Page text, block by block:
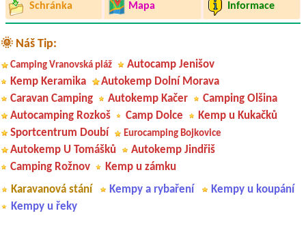
Schránka Mapa Informace
🌞 Náš Tip:
Camping Vranovská pláž
Autocamp Jenišov
Kemp Keramika
Autokemp Dolní Morava
Caravan Camping
Autokemp Kačer
Camping Olšina
Autocamping Rozkoš
Camp Dolce
Kemp u Kukačků
Sportcentrum Doubí
Eurocamping Bojkovice
Autokemp U Tomášků
Autokemp Jindřiš
Camping Rožnov
Kemp u zámku
Karavanová stání
Kempy a rybaření
Kempy u koupání
Kempy u řeky